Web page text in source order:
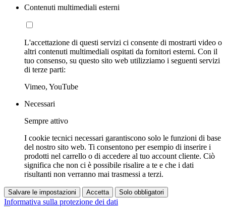
Contenuti multimediali esterni
L'accettazione di questi servizi ci consente di mostrarti video o
altri contenuti multimediali ospitati da fornitori esterni. Con il
tuo consenso, su questo sito web utilizziamo i seguenti servizi
di terze parti:
Vimeo, YouTube
Necessari
Sempre attivo
I cookie tecnici necessari garantiscono solo le funzioni di base
del nostro sito web. Ti consentono per esempio di inserire i
prodotti nel carrello o di accedere al tuo account cliente. Ciò
significa che non ci è possibile risalire a te e che i dati
risultanti non verranno mai trasmessi a terzi.
Salvare le impostazioni Accetta Solo obbligatori
Informativa sulla protezione dei dati